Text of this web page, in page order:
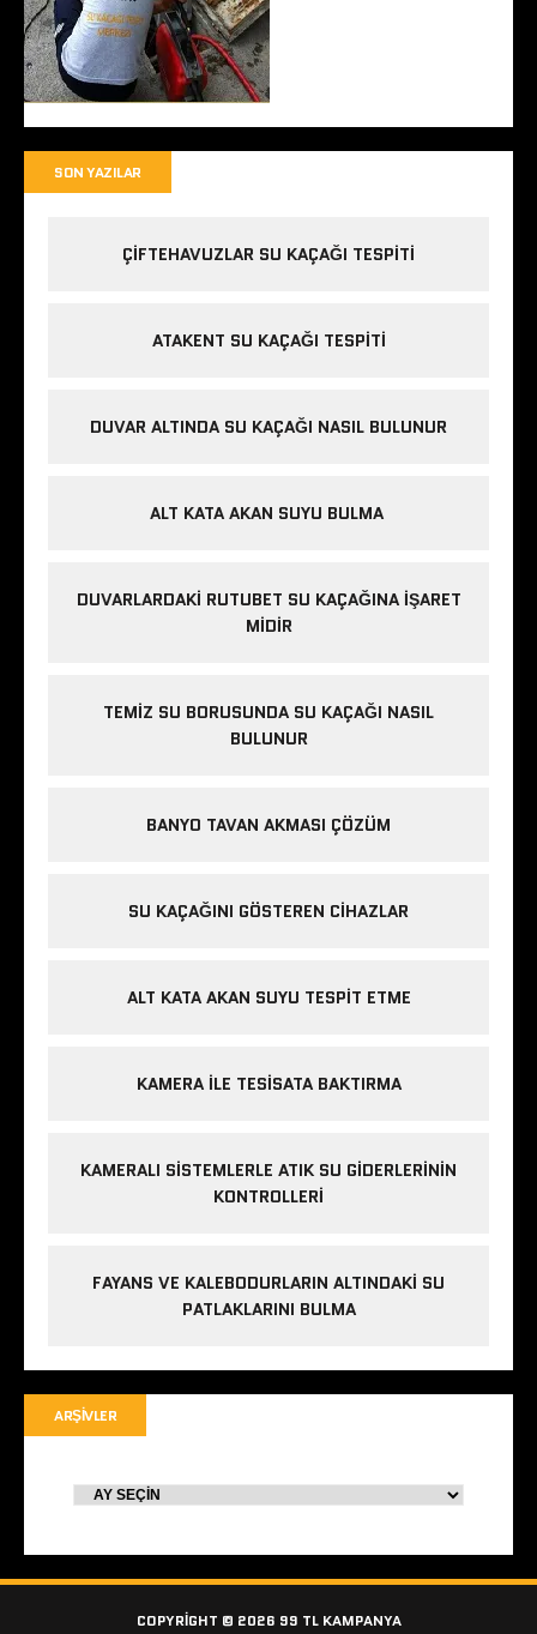
SON YAZILAR
ÇIFTEHAVUZLAR SU KAÇAĞI TESPITI
ATAKENT SU KAÇAĞI TESPITI
DUVAR ALTINDA SU KAÇAĞI NASIL BULUNUR
ALT KATA AKAN SUYU BULMA
DUVARLARDAKI RUTUBET SU KAÇAĞINA İŞARET
MIDIR
TEMIZ SU BORUSUNDA SU KAÇAĞI NASIL
BULUNUR
BANYO TAVAN AKMASI ÇÖZÜM
SU KAÇAĞINI GÖSTEREN CIHAZLAR
ALT KATA AKAN SUYU TESPIT ETME
KAMERA ILE TESISATA BAKTIRMA
KAMERALI SISTEMLERLE ATIK SU GIDERLERININ
KONTROLLERI
FAYANS VE KALEBODURLARIN ALTINDAKI SU
PATLAKLARINI BULMA
ARŞIVLER
COPYRIGHT © 2026 99 TL KAMPANYA